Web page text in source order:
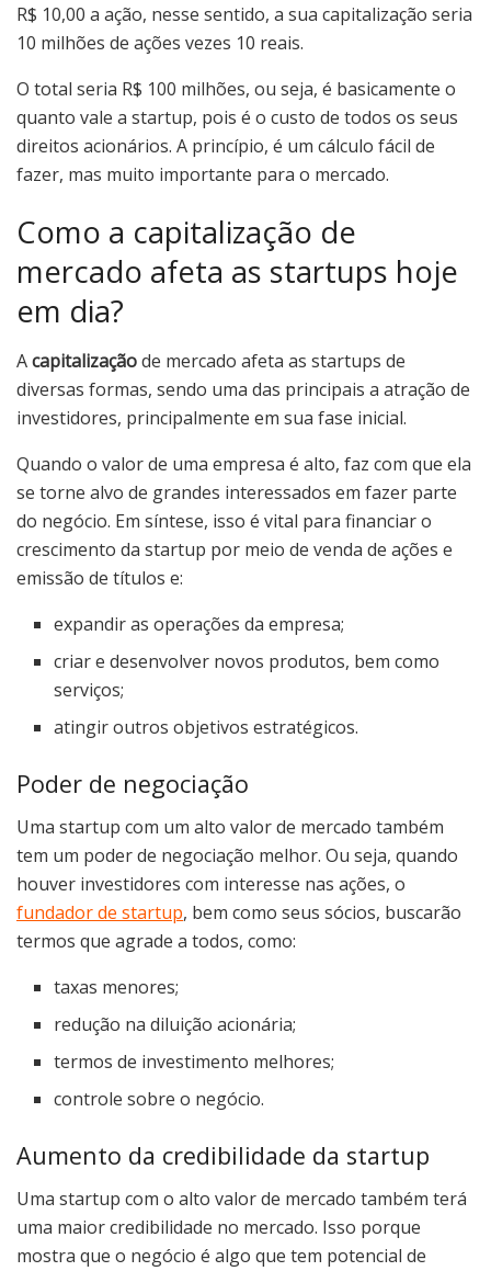
R$ 10,00 a ação, nesse sentido, a sua capitalização seria
10 milhões de ações vezes 10 reais.
O total seria R$ 100 milhões, ou seja, é basicamente o
quanto vale a startup, pois é o custo de todos os seus
direitos acionários. A princípio, é um cálculo fácil de
fazer, mas muito importante para o mercado.
Como a capitalização de
mercado afeta as startups hoje
em dia?
Acapitalizaçãode mercado afeta as startups de
diversas formas, sendo uma das principais a atração de
investidores, principalmente em sua fase inicial.
Quando o valor de uma empresa é alto, faz com que ela
se torne alvo de grandes interessados em fazer parte
do negócio. Em síntese, isso é vital para financiar o
crescimento da startup por meio de venda de ações e
emissão de títulos e:
expandir as operações da empresa;
criar e desenvolver novos produtos, bem como
serviços;
atingir outros objetivos estratégicos.
Poder de negociação
Uma startup com um alto valor de mercado também
tem um poder de negociação melhor. Ou seja, quando
houver investidores com interesse nas ações, o
fundador de startup, bem como seus sócios, buscarão
termos que agrade a todos, como:
taxas menores;
redução na diluição acionária;
termos de investimento melhores;
controle sobre o negócio.
Aumento da credibilidade da startup
Uma startup com o alto valor de mercado também terá
uma maior credibilidade no mercado. Isso porque
mostra que o negócio é algo que tem potencial de